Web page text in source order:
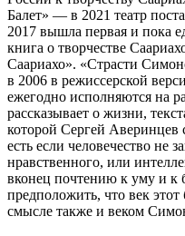
Балет» — в 2021 театр
2017 вышла первая и пока
книга о творчестве
Саариахо». «Страсти
в 2006 в режиссерской
ежегодно исполняются на
рассказывает о жизни,
которой Сергей Аверинцев
есть если человечество не
нравственного, или
вконец почтению к уму и к
предположить, что век
смысле также и веком